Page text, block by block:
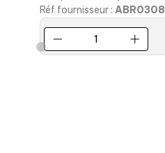
Réf fournisseur : ABR0308